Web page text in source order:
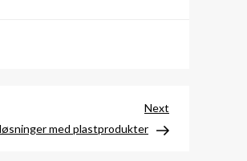
Post
Next
med plastprodukter